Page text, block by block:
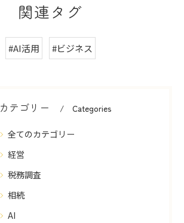
関連タグ
#AI活用 #ビジネス
カテゴリー Categories
全てのカテゴリー
経営
税務調査
相続
AI